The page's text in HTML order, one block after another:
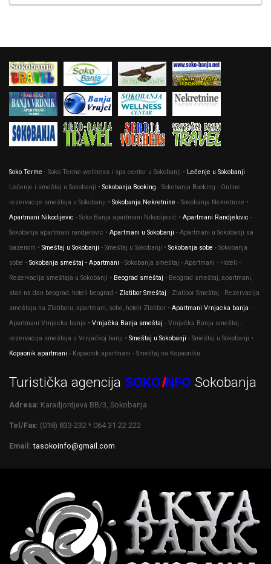
Soko Terme - Soko Terme wellness i spa centar u Sokobanji • Lečenje u Sokobanji -
Lečenje i smeštaj u Sokobanji • Sokobanja Booking - Sokobanja Booking - Online
rezervacije smeštaja u Sokobanji • Sokobanja Nekretnine - Sokobanja Nekretnine •
Apartmani Nikodijevic - Soko Banja apartmani Nikodijević • Apartmani Randjelovic -
Sokobanja apartmani randjelovic • Apartmani u Sokobanji - Apartmani u Sokobanji sa
bazenom • Smeštaj u Sokobanji - Smeštaj u Sokobanji • Sokobanja sobe - Sokobanja
sobe • Sokobanja smeštaj - Apartmani - Sokobanja smeštaj - Apartmani - Hoteli -
Rezervacija smeštaja u Sokobanji • Beograd smeštaj - Beograd smeštaj, apartmani,
stan na dan beograd, hoteli beograd • Zlatibor Smeštaj - Zlatibor Smeštaj - Rezervacija
smeštaja na Zlatiboru, apartmani, sobe, hoteli Zlatibor • Apartmani Vrnjacka banja -
Apartmani Vrnjacka banja • Vrnjačka Banja smeštaj - Vrnjačka Banja smeštaj -
rezervacija smeštaja u Vrnjačkoj banji • Smeštaj u Sokobanji - Smeštaj u Sokobanji •
Kopaonik apartmani - Kopaonik apartmani - Smeštaj na Kopaoniku
Turistička agencija SOKOINFO Sokobanja
Adresa: Karadjordjeva BB/3, Sokobanja
Tel/Fax: (018) 833-232 * 064 31 22 222
Email: tasokoinfo@gmail.com